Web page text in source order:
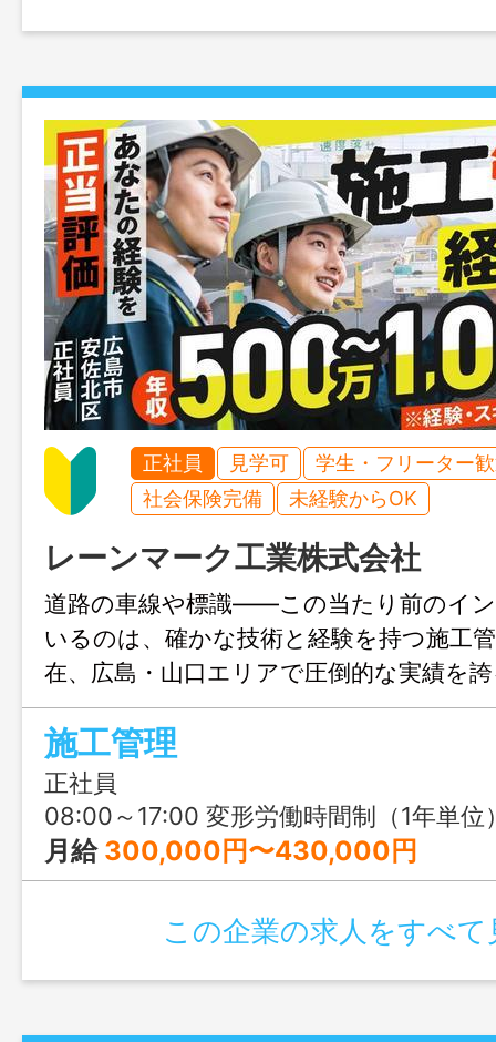
正社員 見学可
学生・フリーター
社会保険完備
未経験からOK
レーンマーク工業株式会社
道路の車線や標識――この当たり前のイ
いるのは、確かな技術と経験を持つ施工
在、広島・山口エリアで圧倒的な実績を
工業株式会社が、施工管理経験者を募集
に応じて年収500万円〜1,000万円のレン
休暇もしっかり取れる、ベテラン技術者
働ける環境がここにあります。
施工管理
正社員
08:00～17:00 変形労働時間制（1年単位
月給 300,000円〜430,000円
この企業の求人をすべて